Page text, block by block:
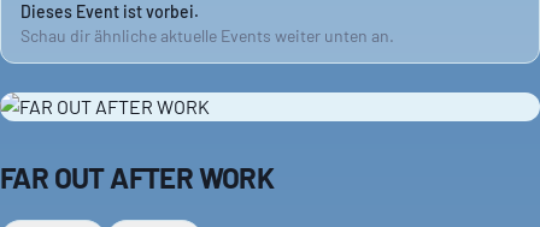
Dieses Event ist vorbei.
Schau dir ähnliche aktuelle Events weiter unten an.
FAR OUT AFTER WORK